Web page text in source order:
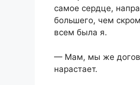
самое сердце,
большего, чем
всем была я.
— Мам, мы же
нарастает.